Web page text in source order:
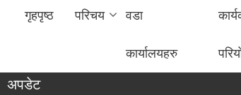
गृहपृष्ठ परिचय वडा
कार्यालयहरु
अपडेट